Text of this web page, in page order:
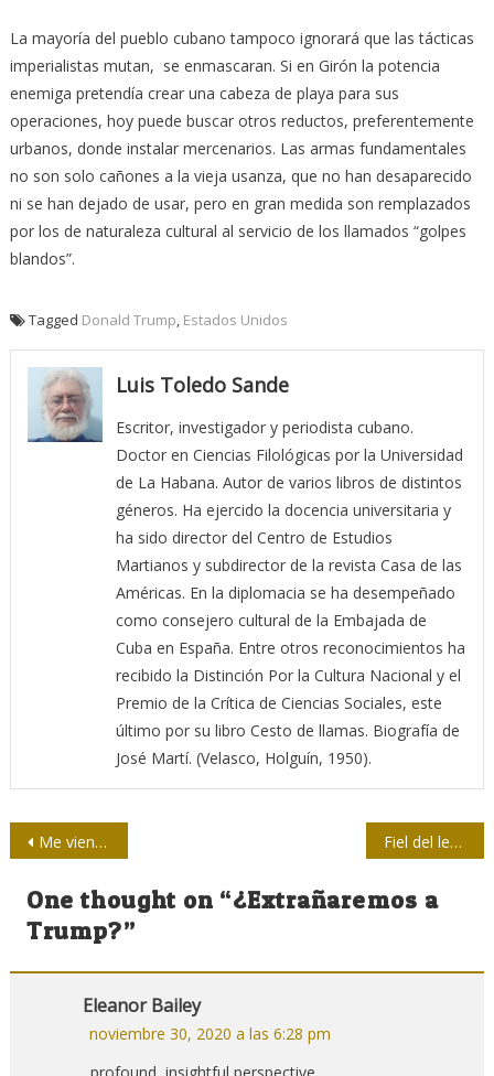
La mayoría del pueblo cubano tampoco ignorará que las tácticas
imperialistas mutan, se enmascaran. Si en Girón la potencia
enemiga pretendía crear una cabeza de playa para sus
operaciones, hoy puede buscar otros reductos, preferentemente
urbanos, donde instalar mercenarios. Las armas fundamentales
no son solo cañones a la vieja usanza, que no han desaparecido
ni se han dejado de usar, pero en gran medida son remplazados
por los de naturaleza cultural al servicio de los llamados “golpes
blandos”.
Tagged Donald Trump, Estados Unidos
Luis Toledo Sande
Escritor, investigador y periodista cubano.
Doctor en Ciencias Filológicas por la Universidad
de La Habana. Autor de varios libros de distintos
géneros. Ha ejercido la docencia universitaria y
ha sido director del Centro de Estudios
Martianos y subdirector de la revista Casa de las
Américas. En la diplomacia se ha desempeñado
como consejero cultural de la Embajada de
Cuba en España. Entre otros reconocimientos ha
recibido la Distinción Por la Cultura Nacional y el
Premio de la Crítica de Ciencias Sociales, este
último por su libro Cesto de llamas. Biografía de
José Martí. (Velasco, Holguín, 1950).
Navegación
de
entradas
Me vienen a convidar ¿a…? Fiel del lenguaje 54 / ¿Cohesionar desastres?
One thought on “¿Extrañaremos a
Trump?”
Eleanor Bailey
noviembre 30, 2020 a las 6:28 pm